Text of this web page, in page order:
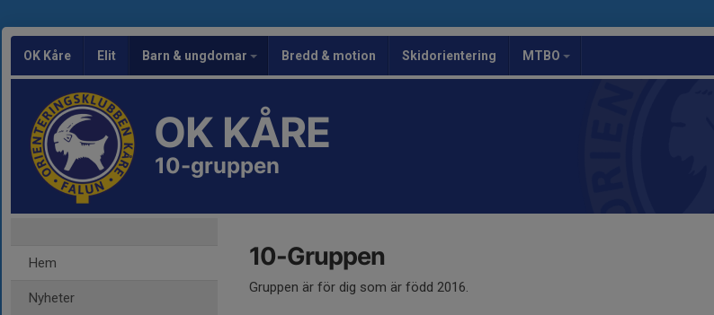
OK Kåre Elit Barn & ungdomar Bredd & motion Skidorientering MTBO
OK KÅRE
10-gruppen
Hem
Nyheter
10-Gruppen
Gruppen är för dig som är född 2016.